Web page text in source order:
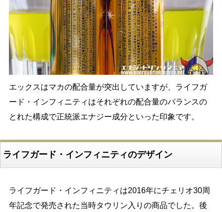
エックスはマカの配合量が突出していますが、ライフガ
ード・インフィニティはそれぞれの配合量のバランスの
とれた構成で正統派エナジー成分といった印象です。
ライフガード・インフィニティのデザイン
ライフガード・インフィニティは2016年にチェリオ30周
年記念で発売された当時タウリン入りの商品でした。後